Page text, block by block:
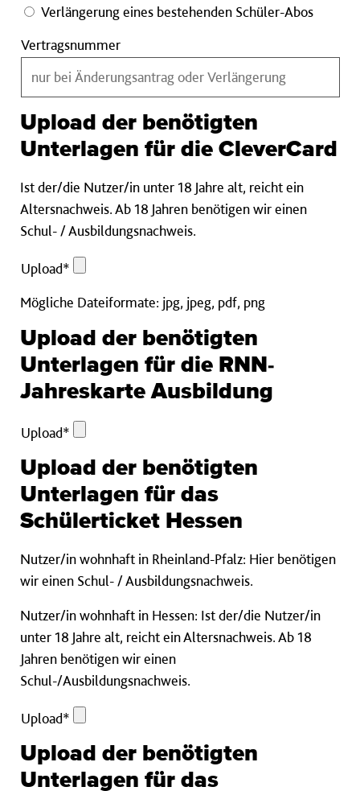
Verlängerung eines bestehenden Schüler-Abos
VertragsnummerVertragsnummer
Upload der benötigten
Unterlagen für die CleverCard
Ist der/die Nutzer/in unter 18 Jahre alt, reicht ein
Altersnachweis. Ab 18 Jahren benötigen wir einen
Schul- / Ausbildungsnachweis.
Upload* Upload
Mögliche Dateiformate: jpg, jpeg, pdf, png
Upload der benötigten
Unterlagen für die RNN-
Jahreskarte Ausbildung
Upload* Upload
Upload der benötigten
Unterlagen für das
Schülerticket Hessen
Nutzer/in wohnhaft in Rheinland-Pfalz: Hier benötigen
wir einen Schul- / Ausbildungsnachweis.
Nutzer/in wohnhaft in Hessen: Ist der/die Nutzer/in
unter 18 Jahre alt, reicht ein Altersnachweis. Ab 18
Jahren benötigen wir einen
Schul-/Ausbildungsnachweis.
Upload* Upload
Upload der benötigten
Unterlagen für das